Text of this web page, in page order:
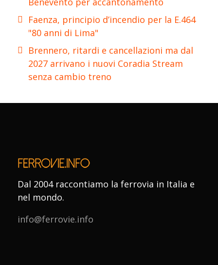
Faenza, principio d’incendio per la E.464
"80 anni di Lima"
Brennero, ritardi e cancellazioni ma dal
2027 arrivano i nuovi Coradia Stream
senza cambio treno
Dal 2004 raccontiamo la ferrovia in Italia e
nel mondo.
info@ferrovie.info